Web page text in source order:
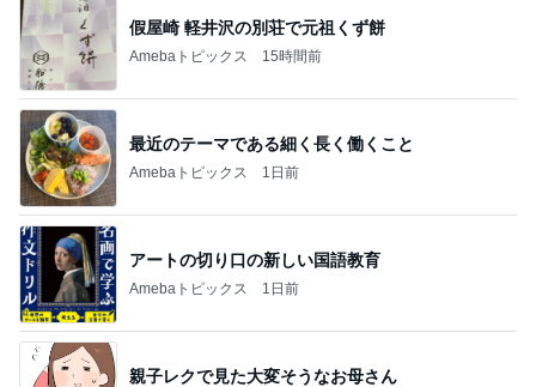
假屋崎 軽井沢の別荘で元祖くず餅
Amebaトピックス 15時間前
最近のテーマである細く長く働くこと
Amebaトピックス 1日前
アートの切り口の新しい国語教育
Amebaトピックス 1日前
親子レクで見た大変そうなお母さん